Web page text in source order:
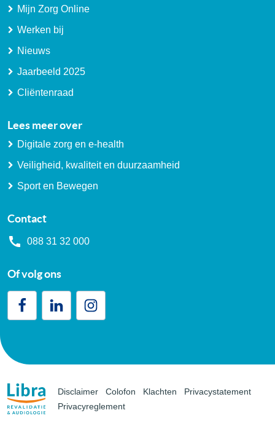
Mijn Zorg Online
Werken bij
Nieuws
Jaarbeeld 2025
Cliëntenraad
Lees meer over
Digitale zorg en e-health
Veiligheid, kwaliteit en duurzaamheid
Sport en Bewegen
Contact
088 31 32 000
Of volg ons
Disclaimer Colofon Klachten
Privacystatement
Privacyreglement